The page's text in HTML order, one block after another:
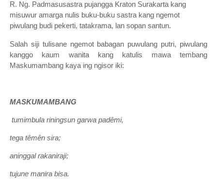
R. Ng. Padmasusastra pujangga Kraton Surakarta kang
misuwur amarga nulis buku-buku sastra kang ngemot
piwulang budi pekerti, tatakrama, lan sopan santun.
Salah siji tulisane ngemot babagan puwulang putri, piwulang
kanggo kaum wanita kang katulis mawa tembang
Maskumambang kaya ing ngisor iki:
MASKUMAMBANG
tumimbula riningsun garwa padêmi,
tega têmên sira;
aninggal rakaniraji;
tujune manira bisa.